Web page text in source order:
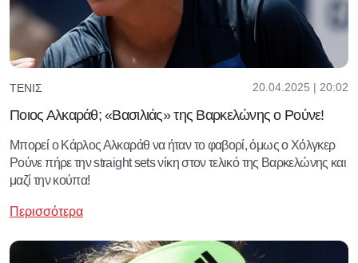
ΤΈΝΙΣ 20.04.2025 | 20:02
Ποιος Αλκαράθ; «Βασιλιάς» της Βαρκελώνης ο Ρούνε!
Μπορεί ο Κάρλος Αλκαράθ να ήταν το φαβορί, όμως ο Χόλγκερ
Ρούνε πήρε την straight sets νίκη στον τελικό της Βαρκελώνης και
μαζί την κούπα!
Περισσότερα